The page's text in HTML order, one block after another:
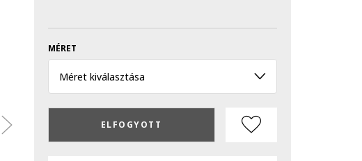
MÉRET
Méret kiválasztása
ELFOGYOTT